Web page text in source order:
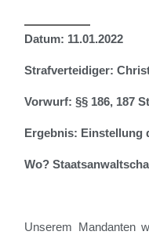
Datum: 11.01.2022
Strafverteidiger:
Vorwurf: §§ 186, 187
Ergebnis: Einstellung
Wo?
Unserem Mandanten